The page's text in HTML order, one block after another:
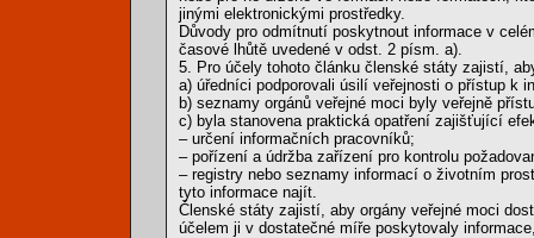
jinými elektronickými prostředky.
Důvody pro odmítnutí poskytnout informace v
časové lhůtě uvedené v odst. 2 písm. a).
5. Pro účely tohoto článku členské státy zajistí,
a) úředníci podporovali úsilí veřejnosti o přístup k
b) seznamy orgánů veřejné moci byly veřejně
c) byla stanovena praktická opatření zajišťující
– určení informačních pracovníků;
– pořízení a údržba zařízení pro kontrolu
– registry nebo seznamy informací o životním
tyto informace najít.
Členské státy zajistí, aby orgány veřejné moci
účelem ji v dostatečné míře poskytovaly